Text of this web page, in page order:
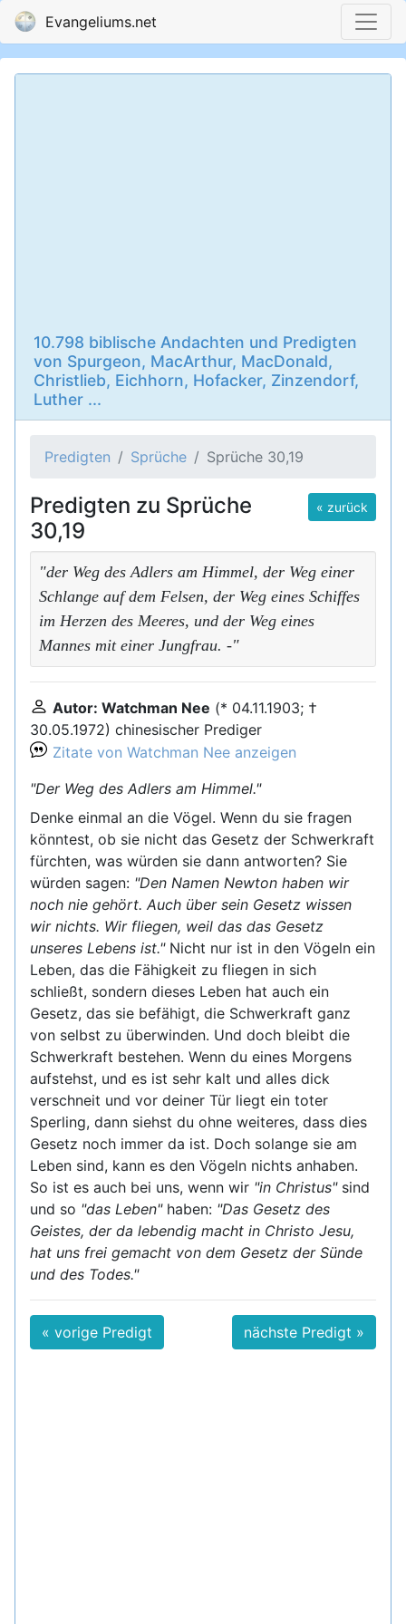
Evangeliums.net
10.798 biblische Andachten und Predigten
von Spurgeon, MacArthur, MacDonald,
Christlieb, Eichhorn, Hofacker, Zinzendorf,
Luther ...
Predigten Sprüche Sprüche 30,19
« zurück
Predigten zu Sprüche
30,19
"der Weg des Adlers am Himmel, der Weg einer
Schlange auf dem Felsen, der Weg eines Schiffes
im Herzen des Meeres, und der Weg eines
Mannes mit einer Jungfrau. -"
Autor: Watchman Nee (* 04.11.1903; †
30.05.1972) chinesischer Prediger
Zitate von Watchman Nee anzeigen
"Der Weg des Adlers am Himmel."
Denke einmal an die Vögel. Wenn du sie fragen
könntest, ob sie nicht das Gesetz der Schwerkraft
fürchten, was würden sie dann antworten? Sie
würden sagen: "Den Namen Newton haben wir
noch nie gehört. Auch über sein Gesetz wissen
wir nichts. Wir fliegen, weil das das Gesetz
unseres Lebens ist."Nicht nur ist in den Vögeln ein
Leben, das die Fähigkeit zu fliegen in sich
schließt, sondern dieses Leben hat auch ein
Gesetz, das sie befähigt, die Schwerkraft ganz
von selbst zu überwinden. Und doch bleibt die
Schwerkraft bestehen. Wenn du eines Morgens
aufstehst, und es ist sehr kalt und alles dick
verschneit und vor deiner Tür liegt ein toter
Sperling, dann siehst du ohne weiteres, dass dies
Gesetz noch immer da ist. Doch solange sie am
Leben sind, kann es den Vögeln nichts anhaben.
So ist es auch bei uns, wenn wir "in Christus"sind
und so "das Leben"haben: "Das Gesetz des
Geistes, der da lebendig macht in Christo Jesu,
hat uns frei gemacht von dem Gesetz der Sünde
und des Todes."
« vorige Predigt nächste Predigt »